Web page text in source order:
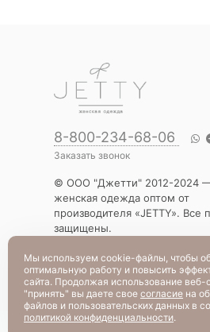
8-800-234-68-06
Заказать звонок
© ООО "Джетти" 2012-2024
женская одежда оптом от
производителя «JETTY». Все
защищены.
условия их приобретения
действительны по состоянию
текущую дату.
Мы используем cookie-файлы, чтобы
оптимальную работу и повысить
сайта. Продолжая использование веб-
"принять" вы даете свое согласие на
файлов и пользовательских данных в
политикой конфиденциальности.